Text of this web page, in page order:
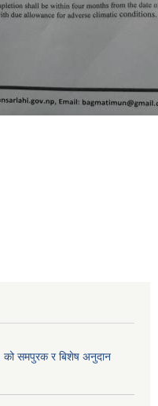
को समपुरक र बिशेष अनुदान